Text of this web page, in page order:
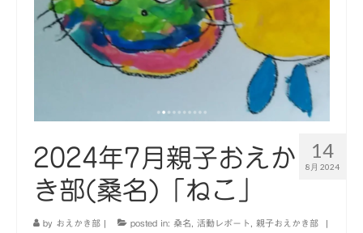
14
8月 2024
2024年7月親子おえか
き部(桑名)「ねこ」
by おえかき部 | posted in: 桑名 活動レポート 親子おえかき部 |